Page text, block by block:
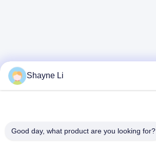
Shayne Li
Good day, what product are you looking for?